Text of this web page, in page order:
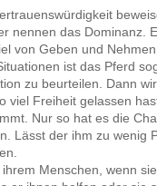
nennen das Dominanz.
von Geben und
ist das Pferd
zu beurteilen. Dann
viel Freiheit gelassen
Nur so hat es die
Lässt der ihm zu wenig
ihrem Menschen, wenn